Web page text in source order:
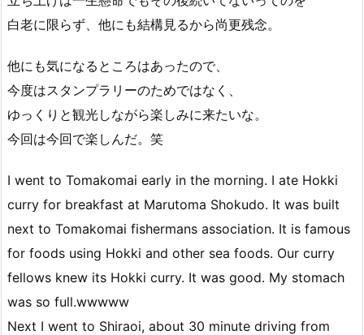
白老に限らず、他にも結構見るから尚更残念。
他にも気になるところはあったので、
今度はスタンプラリーのためではなく、
ゆっくりと観光しながら楽しみに来たいな。
今回は今回で楽しんだ。笑
I went to Tomakomai early in the morning. I ate Hokki
curry for breakfast at Marutoma Shokudo. It was built
next to Tomakomai fishermans association. It is famous
for foods using Hokki and other sea foods. Our curry
fellows knew its Hokki curry. It was good. My stomach
was so full.wwwww
Next I went to Shiraoi, about 30 minute driving from